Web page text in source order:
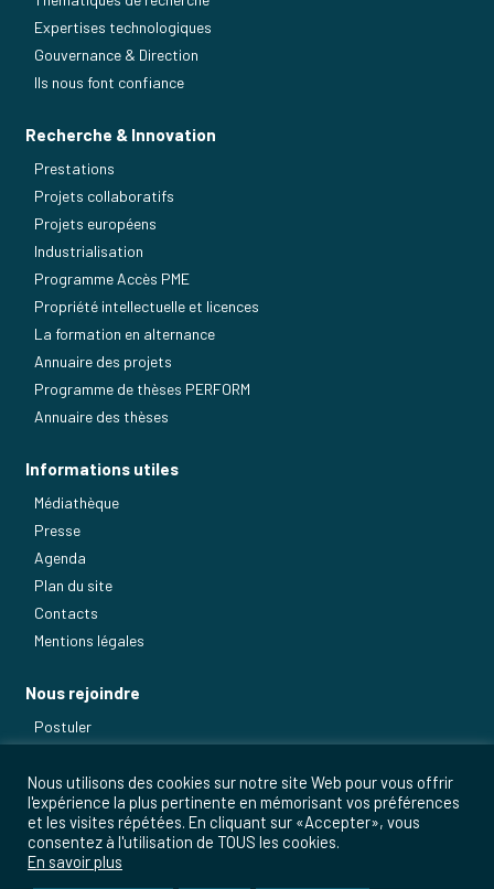
Expertises technologiques
Gouvernance & Direction
Ils nous font confiance
Recherche & Innovation
Prestations
Projets collaboratifs
Projets européens
Industrialisation
Programme Accès PME
Propriété intellectuelle et licences
La formation en alternance
Annuaire des projets
Programme de thèses PERFORM
Annuaire des thèses
Informations utiles
Médiathèque
Presse
Agenda
Plan du site
Contacts
Mentions légales
Nous rejoindre
Postuler
Nous utilisons des cookies sur notre site Web pour vous offrir
l'expérience la plus pertinente en mémorisant vos préférences
et les visites répétées. En cliquant sur «Accepter», vous
consentez à l'utilisation de TOUS les cookies.
En savoir plus